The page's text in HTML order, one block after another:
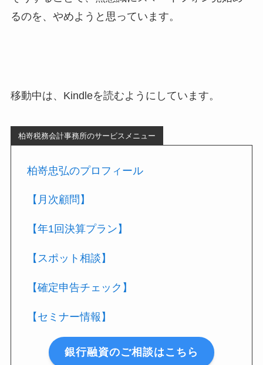
るのを、やめようと思っています。
移動中は、Kindleを読むようにしています。
柏嵜税務会計事務所のサービスメニュー
柏嵜忠弘のプロフィール
【月次顧問】
【年1回決算プラン】
【スポット相談】
【確定申告チェック】
【セミナー情報】
銀行融資のご相談はこちら